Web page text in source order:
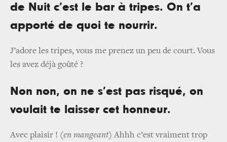
de Nuit c’est le bar à tripes. On t’a
apporté de quoi te nourrir.
J’adore les tripes, vous me prenez un peu de court. Vous
les avez déjà goûté ?
Non non, on ne s’est pas risqué, on
voulait te laisser cet honneur.
Avec plaisir ! (en mangeant) Ahhh c’est vraiment trop